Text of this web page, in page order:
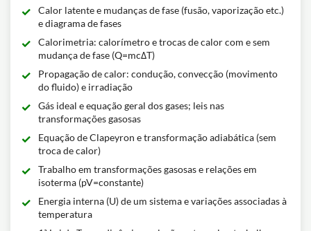
Calor latente e mudanças de fase (fusão, vaporização etc.)
e diagrama de fases
Calorimetria: calorímetro e trocas de calor com e sem
mudança de fase (Q=mcΔT)
Propagação de calor: condução, convecção (movimento
do fluido) e irradiação
Gás ideal e equação geral dos gases; leis nas
transformações gasosas
Equação de Clapeyron e transformação adiabática (sem
troca de calor)
Trabalho em transformações gasosas e relações em
isoterma (pV=constante)
Energia interna (U) de um sistema e variações associadas à
temperatura